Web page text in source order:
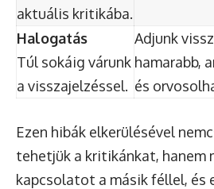
aktuális kritikába.
Halogatás
Túl sokáig várunk
a visszajelzéssel.
Adjunk
hamarabb,
és
Ezen hibák elkerülésével
tehetjük a kritikánkat, hanem
kapcsolatot a másik féllel, és